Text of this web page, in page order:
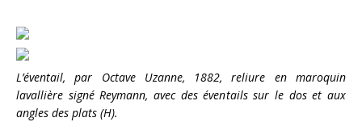
L’éventail, par Octave Uzanne, 1882, reliure en maroquin
lavallière signé Reymann, avec des éventails sur le dos et aux
angles des plats (H).